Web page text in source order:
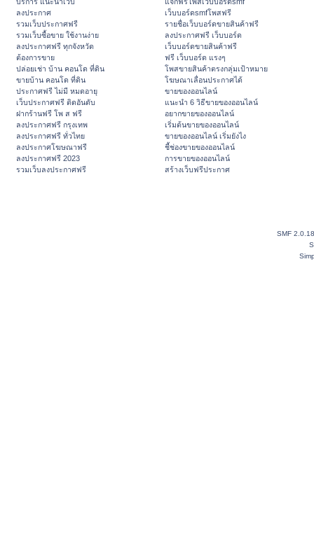
ลงประกาศ
รวมเว็บประกาศฟรี
รวมเว็บซื้อขาย ใช้งานง่าย
ลงประกาศฟรี ทุกจังหวัด
ต้องการขาย
ปล่อยเช่า บ้าน คอนโด ที่ดิน
ขายบ้าน คอนโด ที่ดิน
ประกาศฟรี ไม่มี หมดอายุ
เว็บประกาศฟรี ติดอันดับ
ฝากร้านฟรี โพ ส ฟรี
ลงประกาศฟรี กรุงเทพ
ลงประกาศฟรี ทั่วไทย
ลงประกาศโฆษณาฟรี
ลงประกาศฟรี 2023
รวมเว็บลงประกาศฟรี
เว็บบอร์ดsmfโพสฟรี
รายชื่อเว็บบอร์ดขายสินค้าฟรี
ลงประกาศฟรี เว็บบอร์ด
เว็บบอร์ดขายสินค้าฟรี
ฟรี เว็บบอร์ด แรงๆ
โพสขายสินค้าตรงกลุ่มเป้าหมาย
โฆษณาเลื่อนประกาศได้
ขายของออนไลน์
แนะนำ 6 วิธีขายของออนไลน์
อยากขายของออนไลน์
เริ่มต้นขายของออนไลน์
ขายของออนไลน์ เริ่มยังไง
ชี้ช่องขายของออนไลน์
การขายของออนไลน์
สร้างเว็บฟรีประกาศ
SMF 2.0.18